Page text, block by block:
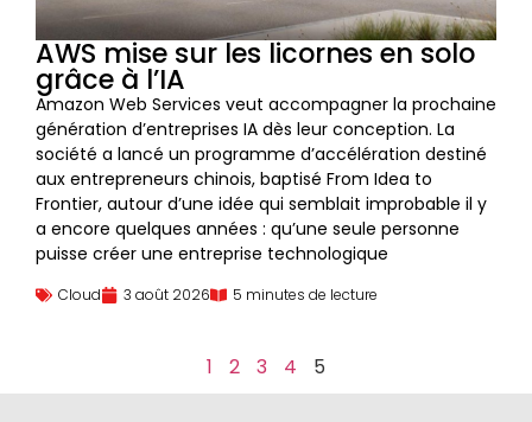
AWS mise sur les licornes en solo
grâce à l’IA
Amazon Web Services veut accompagner la prochaine
génération d’entreprises IA dès leur conception. La
société a lancé un programme d’accélération destiné
aux entrepreneurs chinois, baptisé From Idea to
Frontier, autour d’une idée qui semblait improbable il y
a encore quelques années : qu’une seule personne
puisse créer une entreprise technologique
Cloud 3 août 2026 5 minutes de lecture
1 2 3 4 5